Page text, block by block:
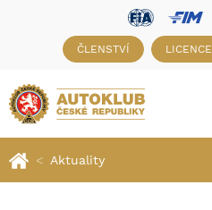
ČLENSTVÍ LICENCE
Aktuality